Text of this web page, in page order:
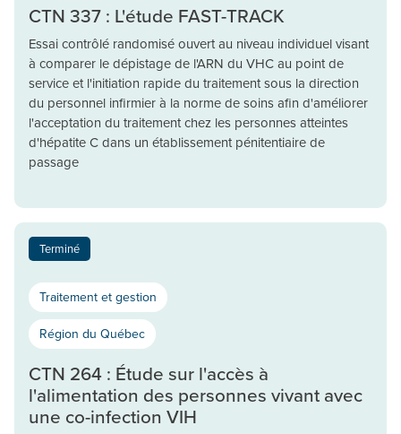
CTN 337 : L'étude FAST-TRACK
Essai contrôlé randomisé ouvert au niveau individuel visant
à comparer le dépistage de l'ARN du VHC au point de
service et l'initiation rapide du traitement sous la direction
du personnel infirmier à la norme de soins afin d'améliorer
l'acceptation du traitement chez les personnes atteintes
d'hépatite C dans un établissement pénitentiaire de
passage
Terminé
Traitement et gestion
Région du Québec
CTN 264 : Étude sur l'accès à
l'alimentation des personnes vivant avec
une co-infection VIH